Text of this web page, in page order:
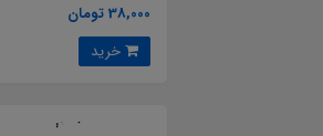
38,000 تومان